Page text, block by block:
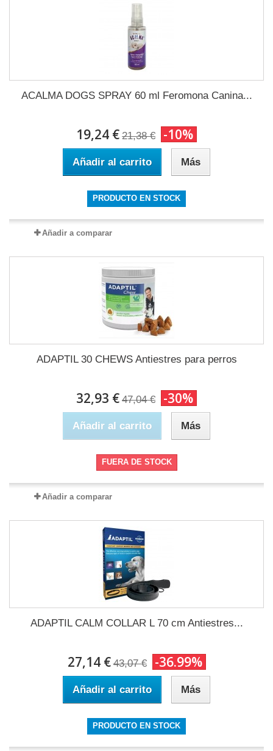
ACALMA DOGS SPRAY 60 ml Feromona Canina...
19,24 € 21,38 € -10%
Añadir al carrito Más
PRODUCTO EN STOCK
Añadir a comparar
ADAPTIL 30 CHEWS Antiestres para perros
32,93 € 47,04 € -30%
Añadir al carrito Más
FUERA DE STOCK
Añadir a comparar
ADAPTIL CALM COLLAR L 70 cm Antiestres...
27,14 € 43,07 € -36.99%
Añadir al carrito Más
PRODUCTO EN STOCK